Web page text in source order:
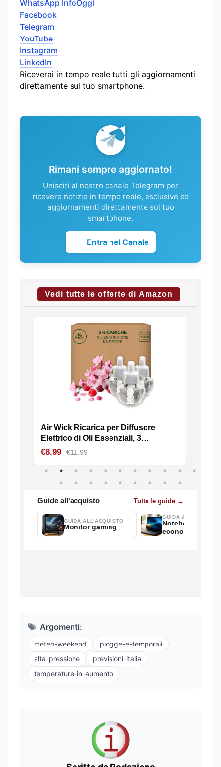
WhatsApp InfoOggi
Facebook
Telegram
YouTube
Instagram
LinkedIn
Riceverai in tempo reale tutti gli aggiornamenti
direttamente sul tuo smartphone.
Rimani sempre aggiornato!
Unisciti al nostro canale Telegram per
ricevere notizie in tempo reale, esclusive ed
aggiornamenti direttamente sul tuo
smartphone.
Entra nel Canale
Argomenti:
meteo-weekend
piogge-e-temporali
alta-pressione
previsioni-italia
temperature-in-aumento